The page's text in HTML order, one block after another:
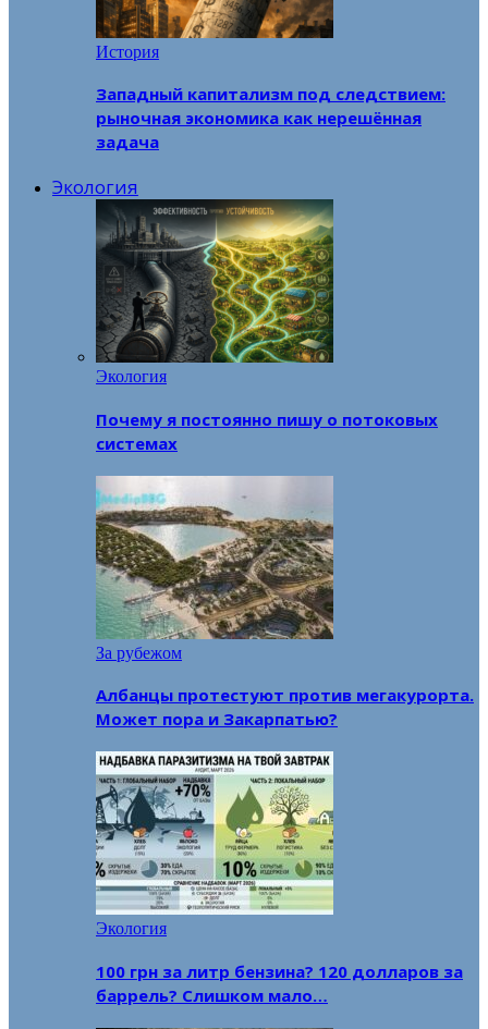
История
Западный капитализм под следствием:
рыночная экономика как нерешённая
задача
Экология
Экология
Почему я постоянно пишу о потоковых
системах
За рубежом
Албанцы протестуют против мегакурорта.
Может пора и Закарпатью?
Экология
100 грн за литр бензина? 120 долларов за
баррель? Слишком мало…